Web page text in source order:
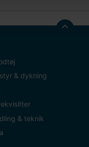
& dykning
& teknik